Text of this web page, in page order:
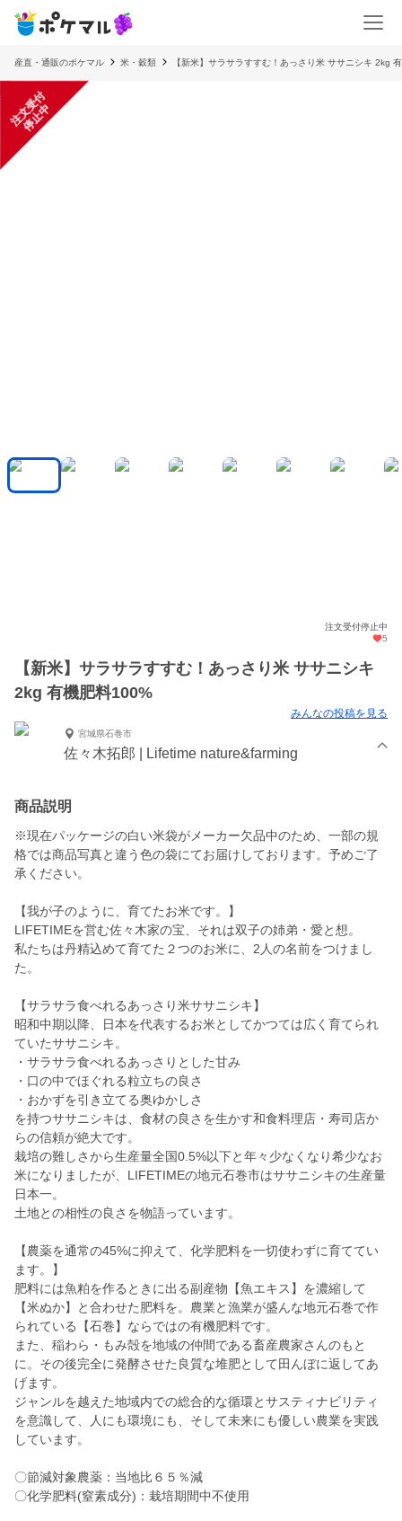
産直・通販のポケマル 米・穀類 【新米】サラサラすすむ！あっさり米 ササニシキ 2kg
注
文
受
付
停
止
中
注文受付停止中
5
【新米】サラサラすすむ！あっさり米 ササニシキ
2kg 有機肥料100%
みんなの投稿を見る
宮城県石巻市
佐々木拓郎 | Lifetime nature&farming
商品説明
※現在パッケージの白い米袋がメーカー欠品中のため、一部の規
格では商品写真と違う色の袋にてお届けしております。予めご了
承ください。
【我が子のように、育てたお米です。】
LIFETIMEを営む佐々木家の宝、それは双子の姉弟・愛と想。
私たちは丹精込めて育てた２つのお米に、2人の名前をつけまし
た。
【サラサラ食べれるあっさり米ササニシキ】
昭和中期以降、日本を代表するお米としてかつては広く育てられ
ていたササニシキ。
・サラサラ食べれるあっさりとした甘み
・口の中でほぐれる粒立ちの良さ
・おかずを引き立てる奥ゆかしさ
を持つササニシキは、食材の良さを生かす和食料理店・寿司店か
らの信頼が絶大です。
栽培の難しさから生産量全国0.5%以下と年々少なくなり希少なお
米になりましたが、LIFETIMEの地元石巻市はササニシキの生産量
日本一。
土地との相性の良さを物語っています。
【農薬を通常の45%に抑えて、化学肥料を一切使わずに育ててい
ます。】
肥料には魚粕を作るときに出る副産物【魚エキス】を濃縮して
【米ぬか】と合わせた肥料を。農業と漁業が盛んな地元石巻で作
られている【石巻】ならではの有機肥料です。
また、稲わら・もみ殻を地域の仲間である畜産農家さんのもと
に。その後完全に発酵させた良質な堆肥として田んぼに返してあ
げます。
ジャンルを越えた地域内での総合的な循環とサスティナビリティ
を意識して、人にも環境にも、そして未来にも優しい農業を実践
しています。
〇節減対象農薬：当地比６５％減
〇化学肥料(窒素成分)：栽培期間中不使用